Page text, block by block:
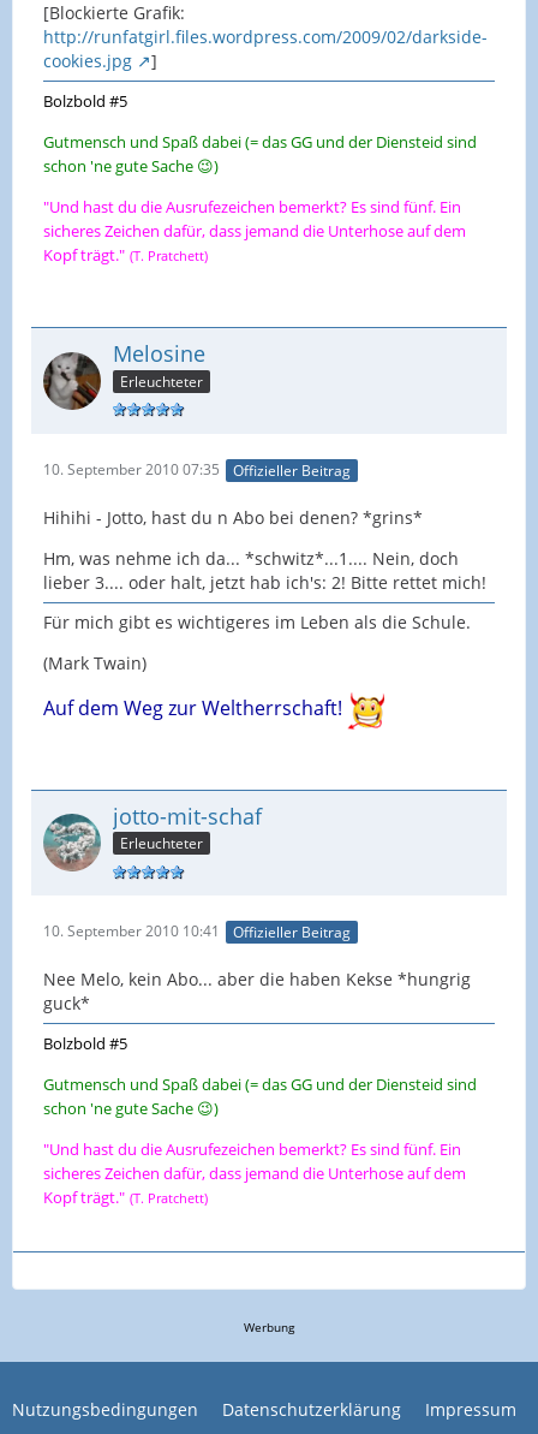
[Blockierte Grafik:
http://runfatgirl.files.wordpress.com/2009/02/darkside-
cookies.jpg
]
Bolzbold #5
Gutmensch und Spaß dabei (= das GG und der Diensteid sind
schon 'ne gute Sache 😉)
"Und hast du die Ausrufezeichen bemerkt? Es sind fünf. Ein
sicheres Zeichen dafür, dass jemand die Unterhose auf dem
Kopf trägt." (T. Pratchett)
Melosine
Erleuchteter
10. September 2010 07:35 Offizieller Beitrag
Hihihi - Jotto, hast du n Abo bei denen? *grins*
Hm, was nehme ich da... *schwitz*...1.... Nein, doch
lieber 3.... oder halt, jetzt hab ich's: 2! Bitte rettet mich!
Für mich gibt es wichtigeres im Leben als die Schule.
(Mark Twain)
Auf dem Weg zur Weltherrschaft!
jotto-mit-schaf
Erleuchteter
10. September 2010 10:41 Offizieller Beitrag
Nee Melo, kein Abo... aber die haben Kekse *hungrig
guck*
Bolzbold #5
Gutmensch und Spaß dabei (= das GG und der Diensteid sind
schon 'ne gute Sache 😉)
"Und hast du die Ausrufezeichen bemerkt? Es sind fünf. Ein
sicheres Zeichen dafür, dass jemand die Unterhose auf dem
Kopf trägt." (T. Pratchett)
Werbung
Nutzungsbedingungen Datenschutzerklärung Impressum